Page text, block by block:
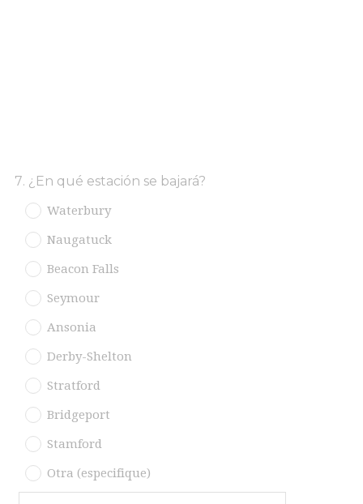
Question
Title
7. ¿En qué estación se bajará?
Waterbury
Naugatuck
Beacon Falls
Seymour
Ansonia
Derby-Shelton
Stratford
Bridgeport
Stamford
Otra (especifique)